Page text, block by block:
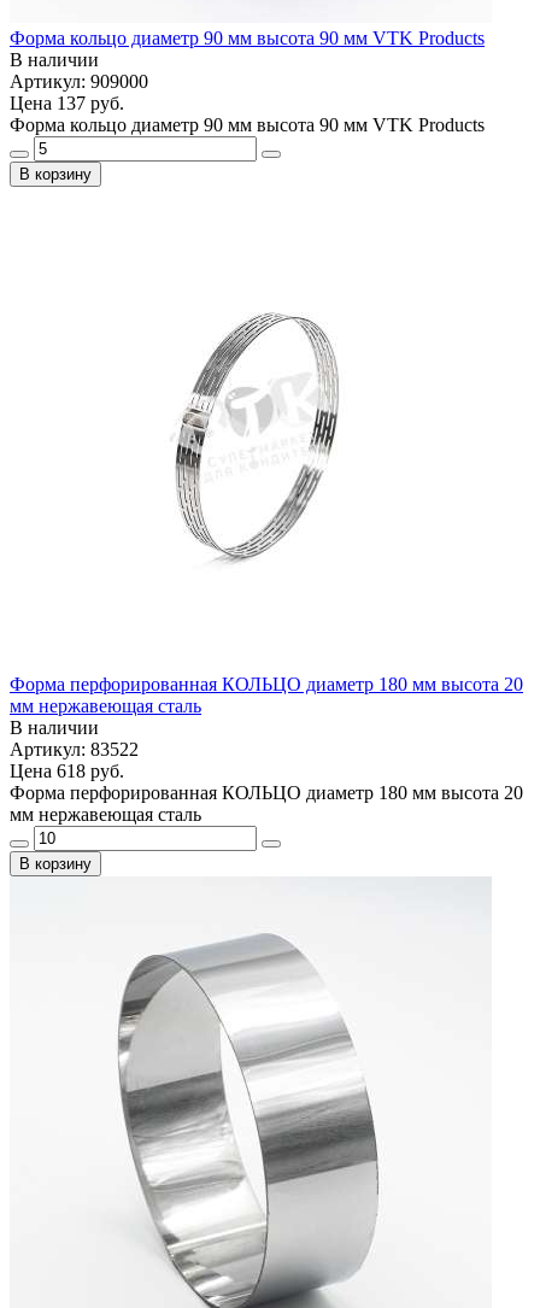
Форма кольцо диаметр 90 мм высота 90 мм VTK Products
В наличии
Артикул: 909000
Цена 137 руб.
Форма кольцо диаметр 90 мм высота 90 мм VTK Products
В корзину
Форма перфорированная КОЛЬЦО диаметр 180 мм высота 20
мм нержавеющая сталь
В наличии
Артикул: 83522
Цена 618 руб.
Форма перфорированная КОЛЬЦО диаметр 180 мм высота 20
мм нержавеющая сталь
В корзину